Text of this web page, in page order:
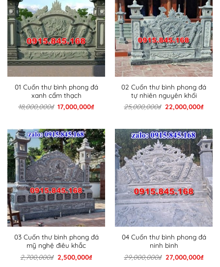
01 Cuốn thư bình phong đá
xanh cẩm thạch
18,000,000₫ Giá
gốc
17,000,000₫Giá
17,000,000₫.
02 Cuốn thư bình phong đá
tự nhiên nguyên khối
25,000,000₫ Giá
gốc
22,000,000₫Giá
03 Cuốn thư bình phong đá
mỹ nghệ điêu khắc
2,700,000₫ Giá
gốc
2,500,000₫Giá
04 Cuốn thư bình phong đá
ninh bình
29,000,000₫ Giá
gốc
27,000,000₫Giá